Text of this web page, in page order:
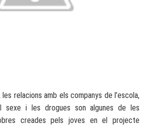
relacions amb els companys de l’escola,
sexe i les drogues son algunes de les
creades pels joves en el projecte